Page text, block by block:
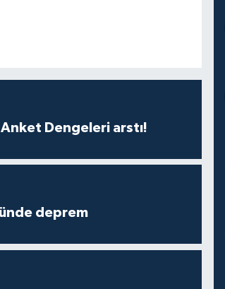
Dengeleri arstı!
deprem